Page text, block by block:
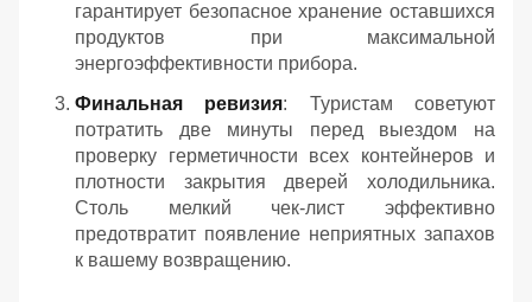
гарантирует безопасное хранение оставшихся
продуктов при максимальной
энергоэффективности прибора.
Финальная ревизия: Туристам советуют
потратить две минуты перед выездом на
проверку герметичности всех контейнеров и
плотности закрытия дверей холодильника.
Столь мелкий чек-лист эффективно
предотвратит появление неприятных запахов
к вашему возвращению.